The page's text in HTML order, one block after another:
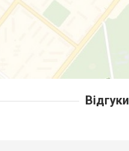
Відгуки